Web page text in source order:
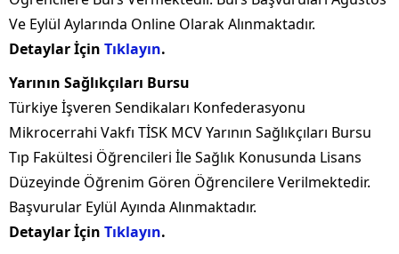
Ve Eylül Aylarında Online Olarak Alınmaktadır.
Detaylar İçin Tıklayın.
Yarının Sağlıkçıları Bursu
Türkiye İşveren Sendikaları Konfederasyonu
Mikrocerrahi Vakfı TİSK MCV Yarının Sağlıkçıları Bursu
Tıp Fakültesi Öğrencileri İle Sağlık Konusunda Lisans
Düzeyinde Öğrenim Gören Öğrencilere Verilmektedir.
Başvurular Eylül Ayında Alınmaktadır.
Detaylar İçin Tıklayın.